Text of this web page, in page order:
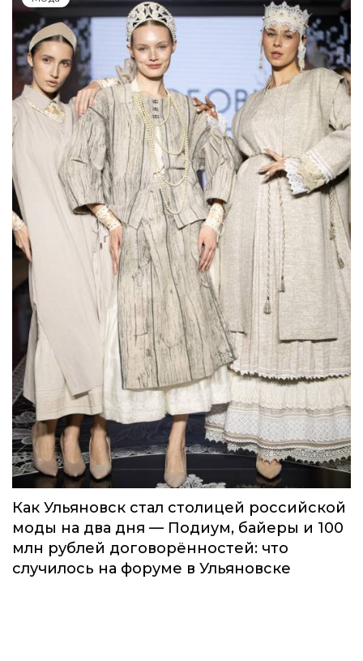
Как Ульяновск стал столицей российской
моды на два дня — Подиум, байеры и 100
млн рублей договорённостей: что
случилось на форуме в Ульяновске